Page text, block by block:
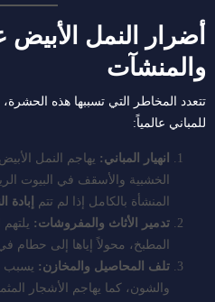
أضرار النمل
والمنشآت
تتعدد المخاطر التي تسببها هذه
للمباني عالمياً:
انهيار المباني: يهاجم النمل
الخشبية والأسقف في البيوت
المنشأة بالكامل إذا لم تتم
إبادة
تدمير الأثاث والمفروشات: يلتهم
المطبخ، محولاً إياها إلى
تلف المحاصيل والمخازن: يسبب
والشون، كما يهاجم الأشجار